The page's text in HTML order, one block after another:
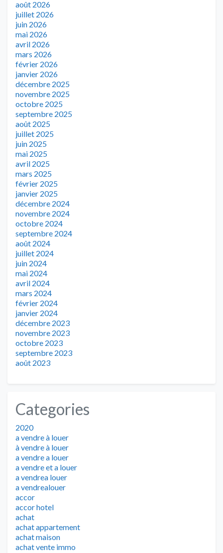
août 2026
juillet 2026
juin 2026
mai 2026
avril 2026
mars 2026
février 2026
janvier 2026
décembre 2025
novembre 2025
octobre 2025
septembre 2025
août 2025
juillet 2025
juin 2025
mai 2025
avril 2025
mars 2025
février 2025
janvier 2025
décembre 2024
novembre 2024
octobre 2024
septembre 2024
août 2024
juillet 2024
juin 2024
mai 2024
avril 2024
mars 2024
février 2024
janvier 2024
décembre 2023
novembre 2023
octobre 2023
septembre 2023
août 2023
Categories
2020
a vendre à louer
à vendre à louer
a vendre a louer
a vendre et a louer
a vendrea louer
a vendrealouer
accor
accor hotel
achat
achat appartement
achat maison
achat vente immo